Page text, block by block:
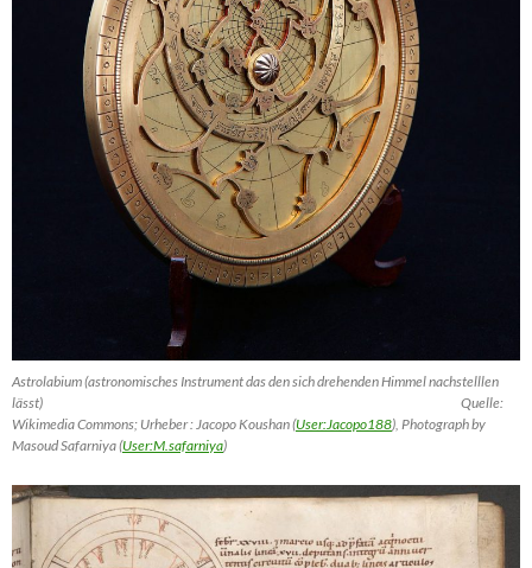
Astrolabium (astronomisches Instrument das den sich drehenden Himmel nachstelllen
lässt) Quelle:
Wikimedia Commons; Urheber : Jacopo Koushan (User:Jacopo188), Photograph by
Masoud Safarniya (User:M.safarniya)